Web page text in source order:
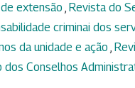
extensão , Revista do
criminai dos
da unidade e ação ,
dos Conselhos